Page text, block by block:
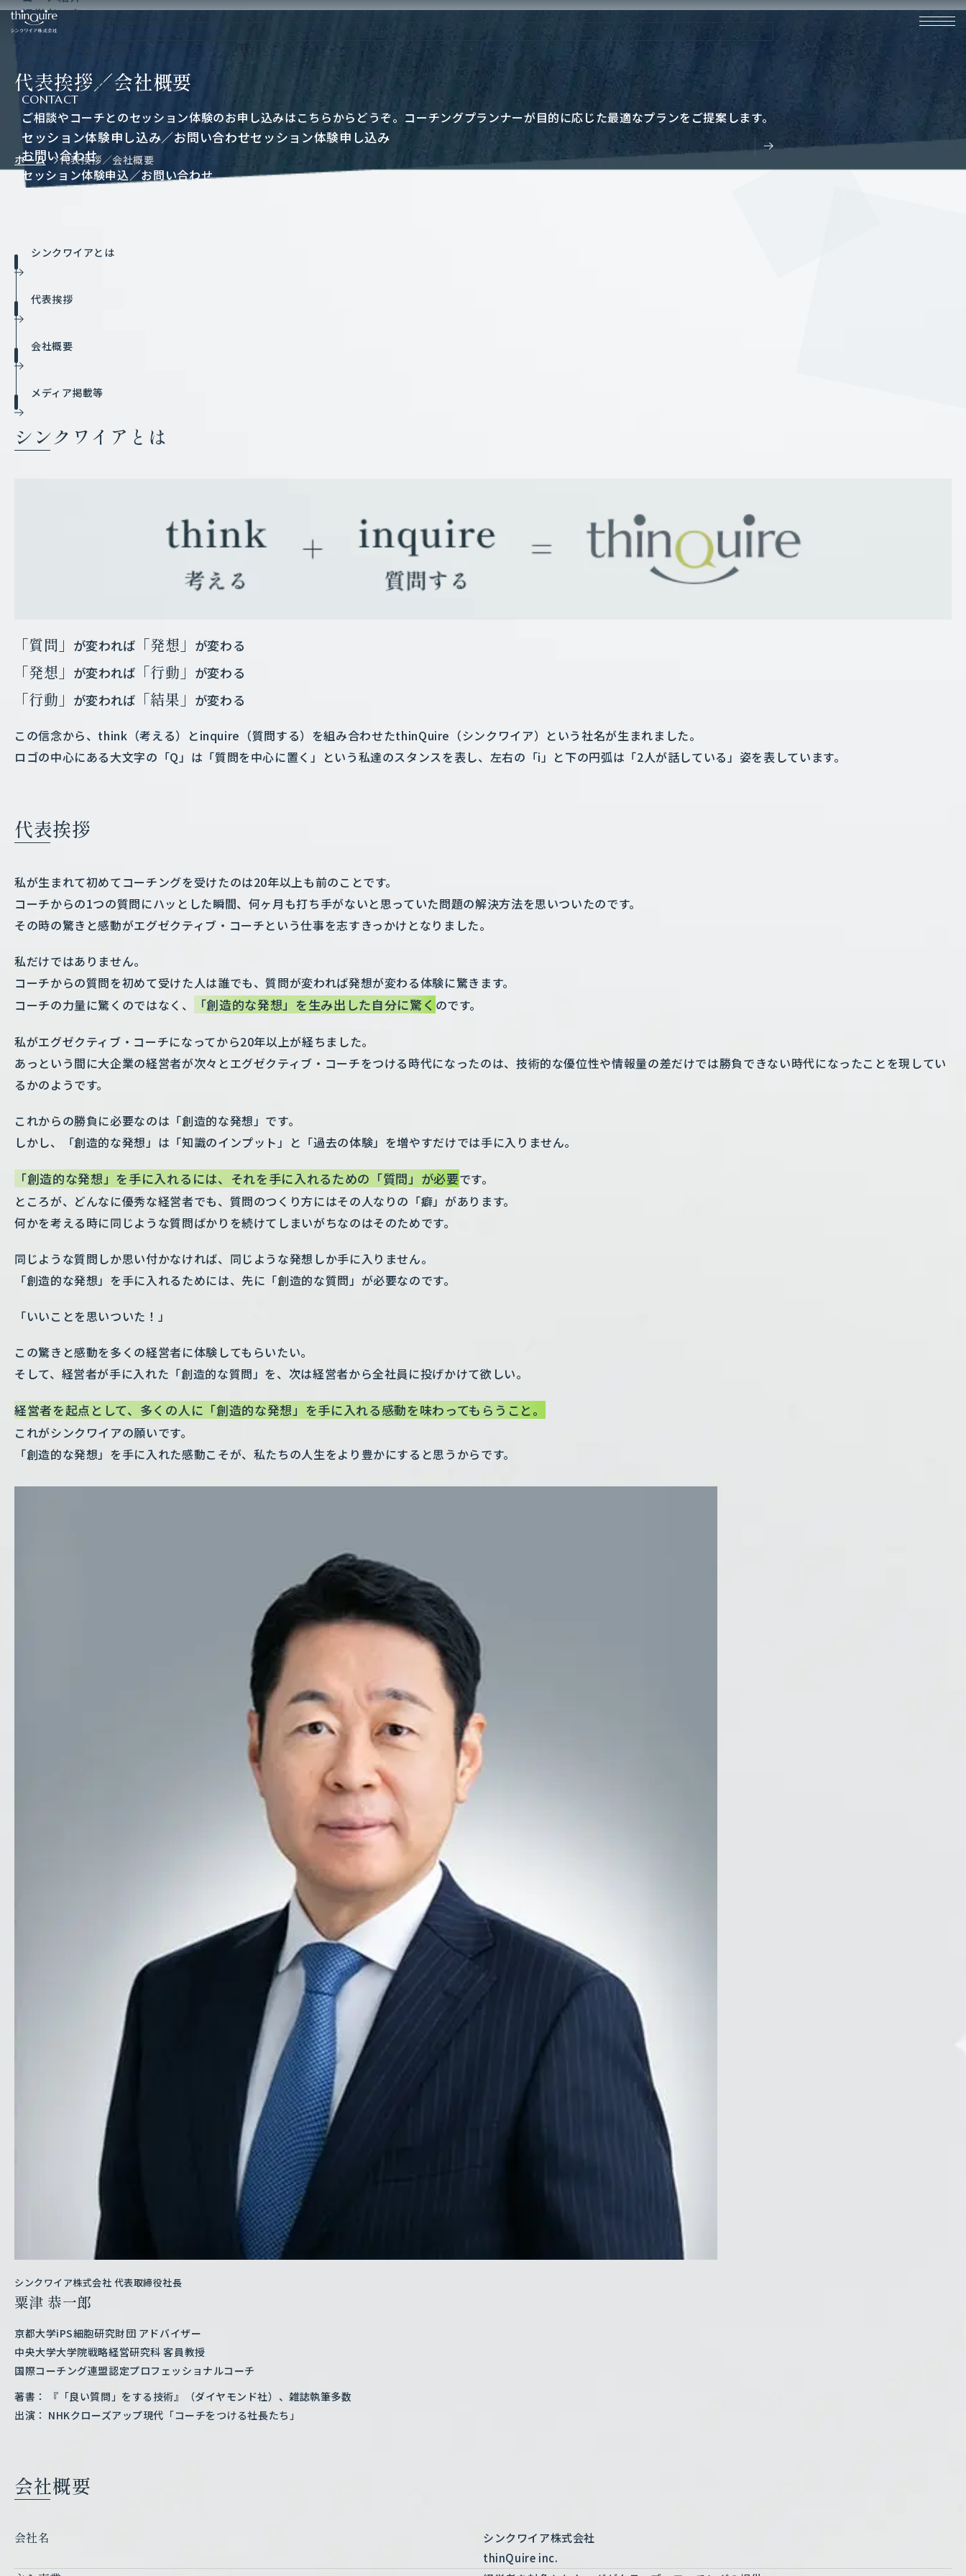
シンクワイア株式会社
経営者の声
社
プライバシー ポリシー
CONTACT
ご相談やコーチとのセッション体験のお申し込みはこちらからどうぞ。コーチングプランナーが目的に応じた最適なプランをご提案します。
セッション体験申し込み／お問い合わせセッション体験申し込み
お問い合わせ
セッション体験申込／お問い合わせ
代表挨拶／会社概要
ホーム 代表挨拶／会社概要
シンクワイアとは
代表挨拶
会社概要
メディア掲載等
シンクワイアとは
「質問」 が変われば 「発想」 が変わる
「発想」 が変われば 「行動」 が変わる
「行動」 が変われば 「結果」 が変わる
この信念から、think（考える）とinquire（質問する）を組み合わせたthinQuire（シンクワイア）という社名が生まれました。
ロゴの中心にある大文字の「Q」は「質問を中心に置く」という私達のスタンスを表し、左右の「i」と下の円弧は「2人が話している」姿を表しています。
代表挨拶
私が生まれて初めてコーチングを受けたのは20年以上も前のことです。
コーチからの1つの質問にハッとした瞬間、何ヶ月も打ち手がないと思っていた問題の解決方法を思いついたのです。
その時の驚きと感動がエグゼクティブ・コーチという仕事を志すきっかけとなりました。
私だけではありません。
コーチからの質問を初めて受けた人は誰でも、質問が変われば発想が変わる体験に驚きます。
コーチの力量に驚くのではなく、
「創造的な発想」を生み出した自分に驚く のです。
私がエグゼクティブ・コーチになってから20年以上が経ちました。
あっという間に大企業の経営者が次々とエグゼクティブ・コーチをつける時代になったのは、技術的な優位性や情報量の差だけでは勝負できない時代になったことを現してい
るかのようです。
これからの勝負に必要なのは「創造的な発想」です。
しかし、「創造的な発想」は「知識のインプット」と「過去の体験」を増やすだけでは手に入りません。
「創造的な発想」を手に入れるには、それを手に入れるための「質問」が必要です。
ところが、どんなに優秀な経営者でも、質問のつくり方にはその人なりの「癖」があります。
何かを考える時に同じような質問ばかりを続けてしまいがちなのはそのためです。
同じような質問しか思い付かなければ、同じような発想しか手に入りません。
「創造的な発想」を手に入れるためには、先に「創造的な質問」が必要なのです。
「いいことを思いついた！」
この驚きと感動を多くの経営者に体験してもらいたい。
そして、経営者が手に入れた「創造的な質問」を、次は経営者から全社員に投げかけて欲しい。
経営者を起点として、多くの人に「創造的な発想」を手に入れる感動を味わってもらうこと。
これがシンクワイアの願いです。
「創造的な発想」を手に入れた感動こそが、私たちの人生をより豊かにすると思うからです。
シンクワイア株式会社 代表取締役社長
粟津 恭一郎
京都大学iPS細胞研究財団 アドバイザー
中央大学大学院戦略経営研究科 客員教授
国際コーチング連盟認定プロフェッショナルコーチ
著書
『「良い質問」をする技術』（ダイヤモンド社）、雑誌執筆多数
出演
NHKクローズアップ現代「コーチをつける社長たち」
会社概要
会社名
シンクワイア株式会社
thinQuire inc.